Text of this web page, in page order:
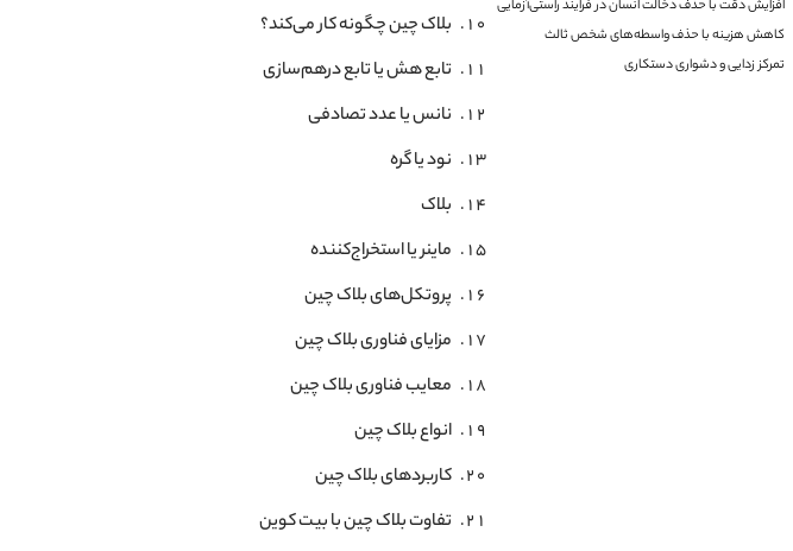
بلاک چین چگونه کار می‌کند؟
تابع هش یا تابع درهم‌سازی
نانس یا عدد تصادفی
نود یا گره
بلاک
ماینر یا استخراج‌کننده
پروتکل‌های بلاک چین
مزایای فناوری بلاک چین
معایب فناوری بلاک چین
انواع بلاک چین
کاربردهای بلاک چین
تفاوت بلاک چین با بیت کوین
افزایش دقت با حذف دخالت انسان در فرایند راستی‌آزمایی
کاهش هزینه با حذف واسطه‌های شخص ثالث
تمرکز زدایی و دشواری دستکاری